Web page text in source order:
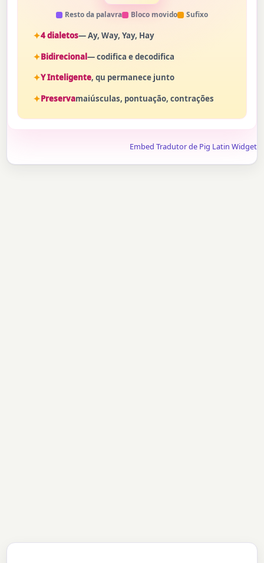
Resto da palavra Bloco movido Sufixo
4 dialetos— Ay, Way, Yay, Hay
Bidirecional— codifica e decodifica
Y Inteligente, qu permanece junto
Preservamaiúsculas, pontuação, contrações
Embed Tradutor de Pig Latin Widget